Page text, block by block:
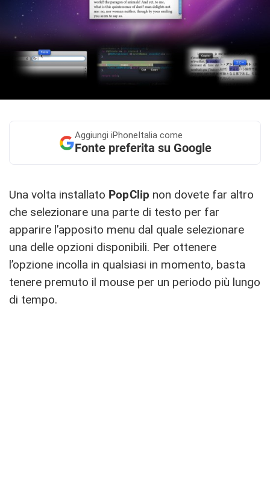
Aggiungi iPhoneItalia come
Fonte preferita su Google
Una volta installato PopClip non dovete far altro
che selezionare una parte di testo per far
apparire l’apposito menu dal quale selezionare
una delle opzioni disponibili. Per ottenere
l’opzione incolla in qualsiasi in momento, basta
tenere premuto il mouse per un periodo più lungo
di tempo.